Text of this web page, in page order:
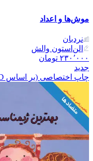
موش‌ها و اعداد
نردبان
الن‌استون والش
۲۳۰٬۰۰۰ تومان
جدید
چاپ اختصاصی (بر اساس POD)